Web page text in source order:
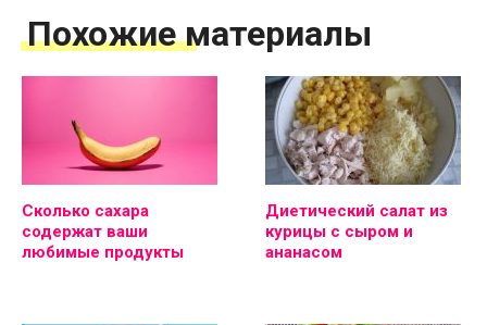
Похожие материалы
Сколько сахара
содержат ваши
любимые продукты
Диетический салат из
курицы с сыром и
ананасом